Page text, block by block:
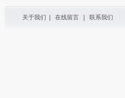
关于我们 在线留言 联系我们